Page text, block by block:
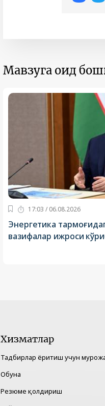
Мавзуга оид
17:03 / 06.08.2026
Энергетика
вазифалар ижроси
Хизматлар
Тадбирлар ёритиш учун
Обуна
Резюме қолдириш